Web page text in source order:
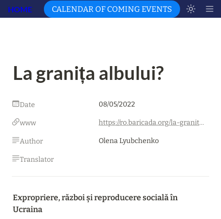
HOME CALENDAR OF COMING EVENTS
La granița albului?
Date 08/05/2022
www https://ro.baricada.org/la-granita-albului/
Author Olena Lyubchenko
Translator
Expropriere, război și reproducere socială în
Ucraina